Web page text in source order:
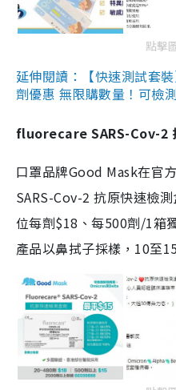
點擊
延伸閱讀：【快速測試套
劑優惠 無限購數量！可檢
fluorecare SARS-Cov-2
口罩品牌Good Mask在官
SARS-Cov-2 抗原快速檢
位每劑$18、每500劑/1箱
產品以鼻拭子採樣，10至